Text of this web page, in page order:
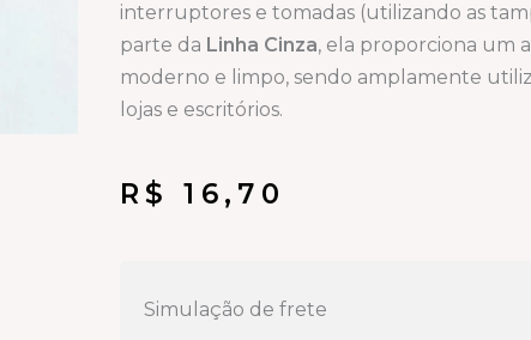
interruptores e tomadas (utilizando as
parte da Linha Cinza, ela proporciona um
moderno e limpo, sendo amplamente
lojas e escritórios.
R$ 16,70
Simulação de frete
condulete